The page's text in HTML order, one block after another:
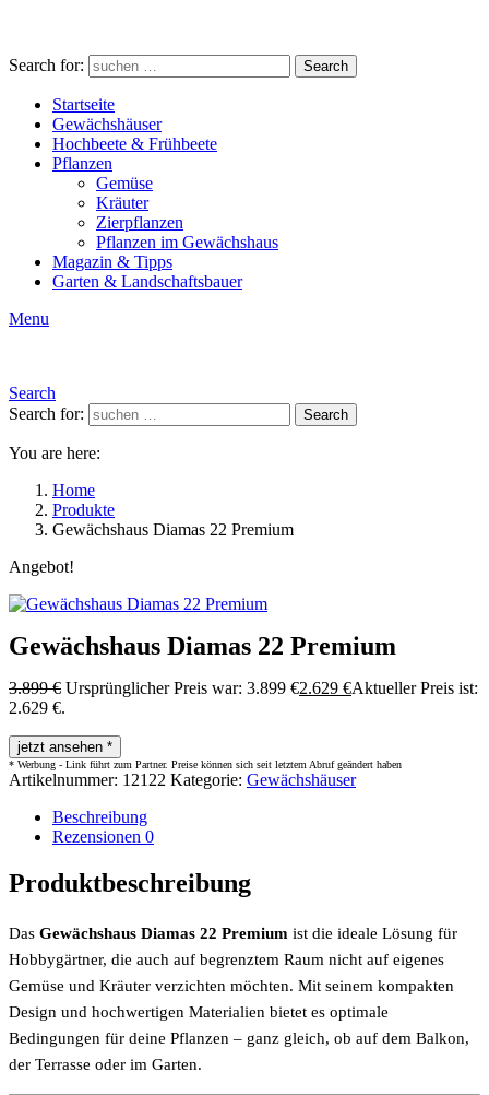
Search for: Search
Startseite
Gewächshäuser
Hochbeete & Frühbeete
Pflanzen
Gemüse
Kräuter
Zierpflanzen
Pflanzen im Gewächshaus
Magazin & Tipps
Garten & Landschaftsbauer
Menu
Search
Search for:
Search
You are here:
Home
Produkte
Gewächshaus Diamas 22 Premium
Angebot!
Gewächshaus Diamas 22 Premium
3.899€ Ursprünglicher Preis war: 3.899 €2.629 €Aktueller Preis ist:
2.629 €.
jetzt ansehen *
Artikelnummer: 12122 Kategorie: Gewächshäuser
Beschreibung
Rezensionen 0
Produktbeschreibung
Das Gewächshaus Diamas 22 Premium ist die ideale Lösung für
Hobbygärtner, die auch auf begrenztem Raum nicht auf eigenes
Gemüse und Kräuter verzichten möchten. Mit seinem kompakten
Design und hochwertigen Materialien bietet es optimale
Bedingungen für deine Pflanzen – ganz gleich, ob auf dem Balkon,
der Terrasse oder im Garten.